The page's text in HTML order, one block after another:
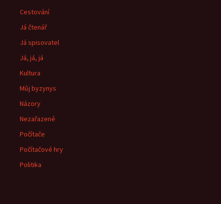
Cestování
Já čtenář
Já spisovatel
Já, já, já
Kultura
Můj byzynys
Názory
Nezařazené
Počítače
Počítačové hry
Politika